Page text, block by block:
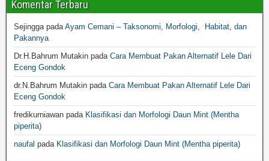
Komentar Terbaru
SejinggapadaAyam Cemani – Taksonomi, Morfologi, Habitat, dan
Pakannya
Dr.H.Bahrum Mutakin pada Cara Membuat Pakan Alternatif Lele Dari
Eceng Gondok
dr.N.Bahrum Mutakin pada Cara Membuat Pakan Alternatif Lele Dari
Eceng Gondok
fredikurniawan pada Klasifikasi dan Morfologi Daun Mint (Mentha
piperita)
naufal pada Klasifikasi dan Morfologi Daun Mint (Mentha piperita)